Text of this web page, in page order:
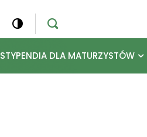
 
STYPENDIA DLA MATURZYSTÓW